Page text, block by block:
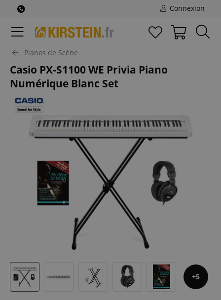
Connexion
Pianos de Scène
Casio PX-S1100 WE Privia Piano
Numérique Blanc Set
5